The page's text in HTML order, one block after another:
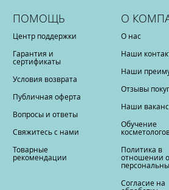
ПОМОЩЬ
Центр поддержки
Гарантия и
сертификаты
Условия возврата
Публичная оферта
Вопросы и ответы
Свяжитесь с нами
Товарные
рекомендации
О
О нас
Наши
Наши
Отзывы
Наши
Обучение
Политика в
отношении
Согласие на